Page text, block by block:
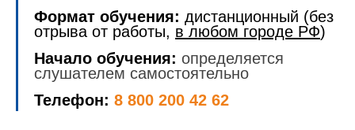
Формат обучения: дистанционный (без
отрыва от работы, в любом городе РФ)
Начало обучения: определяется
слушателем самостоятельно
Телефон: 8 800 200 42 62